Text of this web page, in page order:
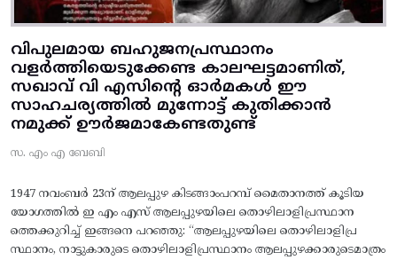
വിപുലമായ ബഹുജനപ്രസ്ഥാനം
വളർത്തിയെടുക്കേണ്ട കാലഘട്ടമാണിത്,
സഖാവ് വി എസിന്റെ ഓർമകൾ ഈ
സാഹചര്യത്തിൽ മുന്നോട്ട്‌ കുതിക്കാൻ
നമുക്ക് ഊർജമാകേണ്ടതുണ്ട്
സ. എം എ ബേബി
1947 നവംബർ 23ന് ആലപ്പുഴ കിടങ്ങാംപറമ്പ്‌ മൈതാനത്ത്‌ കൂടിയ
യോഗത്തിൽ ഇ എം എസ് ആലപ്പുഴയിലെ തൊഴിലാളിപ്രസ്ഥാന
ത്തെക്കുറിച്ച് ഇങ്ങനെ പറഞ്ഞു: “ആലപ്പുഴയിലെ തൊഴിലാളിപ്ര
സ്ഥാനം, നാട്ടുകാരുടെ തൊഴിലാളിപ്രസ്ഥാനം ആലപ്പുഴക്കാരുടെമാത്രം